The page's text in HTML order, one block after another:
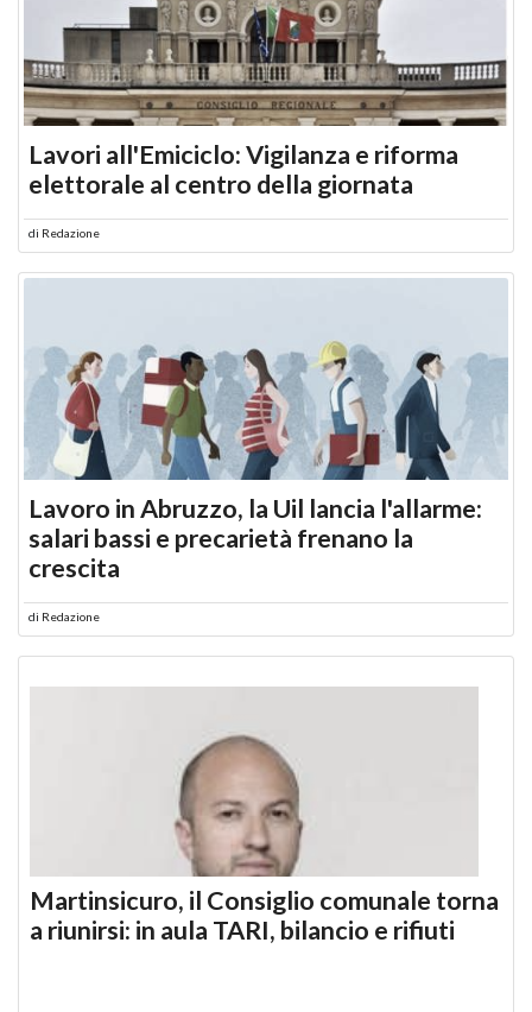
Lavori all'Emiciclo: Vigilanza e riforma
elettorale al centro della giornata
di Redazione
Lavoro in Abruzzo, la Uil lancia l'allarme:
salari bassi e precarietà frenano la
crescita
di Redazione
Martinsicuro, il Consiglio comunale torna
a riunirsi: in aula TARI, bilancio e rifiuti